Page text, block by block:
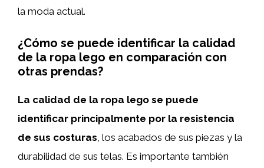
la moda actual.
¿Cómo se puede identificar la calidad
de la ropa lego en comparación con
otras prendas?
La calidad de la ropa lego se puede
identificar principalmente por la resistencia
de sus costuras , los acabados de sus piezas y la
durabilidad de sus telas. Es importante también